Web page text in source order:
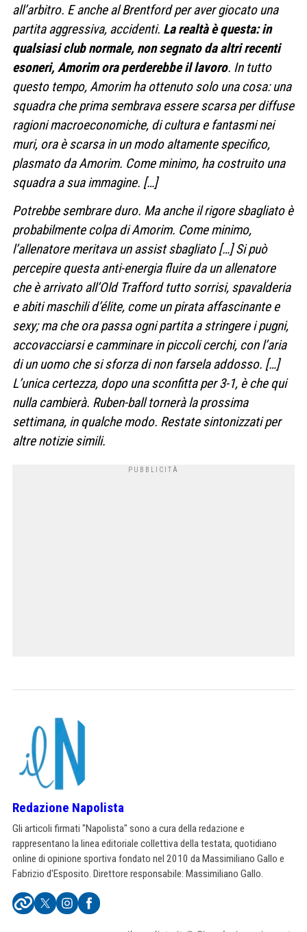
all’arbitro. E anche al Brentford per aver giocato una
partita aggressiva, accidenti. La realtà è questa: in
qualsiasi club normale, non segnato da altri recenti
esoneri, Amorim ora perderebbe il lavoro. In tutto
questo tempo, Amorim ha ottenuto solo una cosa: una
squadra che prima sembrava essere scarsa per diffuse
ragioni macroeconomiche, di cultura e fantasmi nei
muri, ora è scarsa in un modo altamente specifico,
plasmato da Amorim. Come minimo, ha costruito una
squadra a sua immagine. […]
Potrebbe sembrare duro. Ma anche il rigore sbagliato è
probabilmente colpa di Amorim. Come minimo,
l’allenatore meritava un assist sbagliato[…]Si può
percepire questa anti-energia fluire da un allenatore
che è arrivato all’Old Trafford tutto sorrisi, spavalderia
e abiti maschili d’élite, come un pirata affascinante e
sexy; ma che ora passa ogni partita a stringere i pugni,
accovacciarsi e camminare in piccoli cerchi, con l’aria
di un uomo che si sforza di non farsela addosso. […]
L’unica certezza, dopo una sconfitta per 3-1, è che qui
nulla cambierà. Ruben-ball tornerà la prossima
settimana, in qualche modo. Restate sintonizzati per
altre notizie simili.
Redazione Napolista
Gli articoli firmati "Napolista" sono a cura della redazione e
rappresentano la linea editoriale collettiva della testata, quotidiano
online di opinione sportiva fondato nel 2010 da Massimiliano Gallo e
Fabrizio d'Esposito. Direttore responsabile: Massimiliano Gallo.